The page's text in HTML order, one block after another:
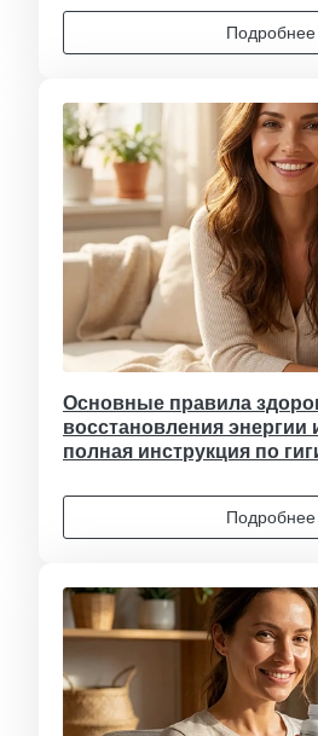
Подробнее
Основные правила
восстановления энергии
полная инструкция по
Подробнее